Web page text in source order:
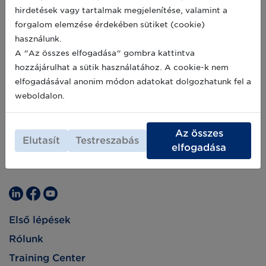
mintegy 500 hazai élelmiszeripari céget
tömörítő szakmai szervezet, az Élelmiszer-
feldolgozók Országos Szövetsége. Az
összesen 1800 milliárd Ft bruttó termelési
értéket előállító hazai élelmiszerfeldolgozó
vállalatot képviselő szervezet mostantól
Felelős Élelmiszergyártók Szövetségeként
működik tovább, tevékenységében pedig
kiemelt helyre kerül a fogyasztókkal folytatott
szervezet.
Első lépések
Rólunk
Training Center
hirdetések vagy tartalmak megjelenítése, valamint a
forgalom elemzése érdekében sütiket (cookie)
használunk.
A "Az összes elfogadása" gombra kattintva
hozzájárulhat a sütik használatához. A cookie-k nem
elfogadásával anonim módon adatokat dolgozhatunk fel a
weboldalon.
Elutasít Testreszabás
Az összes
elfogadása